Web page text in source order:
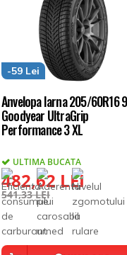
Anvelopa Iarna 205/60R16
Goodyear UltraGrip
Performance 3 XL
ULTIMA BUCATA
482,62 LEI
-59 Lei
541,33 LEI